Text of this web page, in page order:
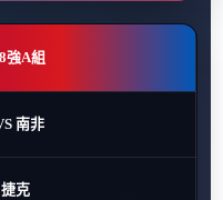
強A組
南非
克